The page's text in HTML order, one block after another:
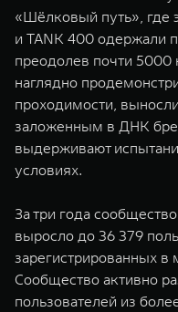
«Шёлковый путь», где
и TANK 400 одержали
преодолев почти
наглядно
проходимости,
заложенным в ДНК
выдерживают
условиях.
За три года
выросло до 36 379
зарегистрированных
Сообщество активно
пользователей из